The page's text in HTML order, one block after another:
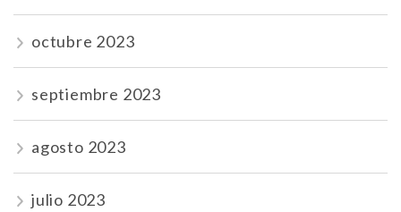
octubre 2023
septiembre 2023
agosto 2023
julio 2023